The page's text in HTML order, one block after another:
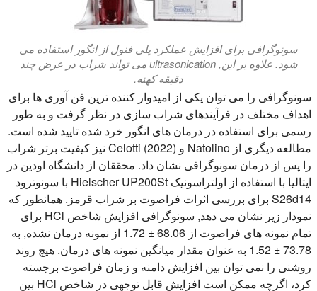
سونوگرافی برای افزایش عملکرد پلی فنول از انگور استفاده می
شود. علاوه بر این, ultrasonication می تواند شراب در عرض چند
دقیقه کهنه.
سونوگرافی را می توان یکی از امیدوار کننده ترین فن آوری ها برای
اهداف مختلف در فرآیندهای شراب سازی در نظر گرفت و به طور
رسمی برای استفاده در درمان های انگور خرد شده تایید شده است.
مطالعه دیگری از Natolino و Celotti (2022) نیز کیفیت برتر شراب
را پس از درمان سونوگرافی نشان داد. محققان از دانشگاه اودین در
ایتالیا با استفاده از اولتراسونیک Hielscher UP200St با سونوترود
S26d14 برای بررسی اثرات فراصوت بر شراب قرمز. همانطور که
نمودار زیر نشان می دهد, سونوگرافی افزایش شاخص HCl برای
تمام نمونه های فراصوت از 68.06 ± 1.72 از نمونه درمان نشده, به
73.78 ± 1.52 به عنوان مقدار میانگین نمونه های درمان. هیچ روند
روشنی را نمی توان بین افزایش دامنه و زمان فراصوت برجسته
کرد، اگرچه ممکن است افزایش قابل توجهی در شاخص HCl بین